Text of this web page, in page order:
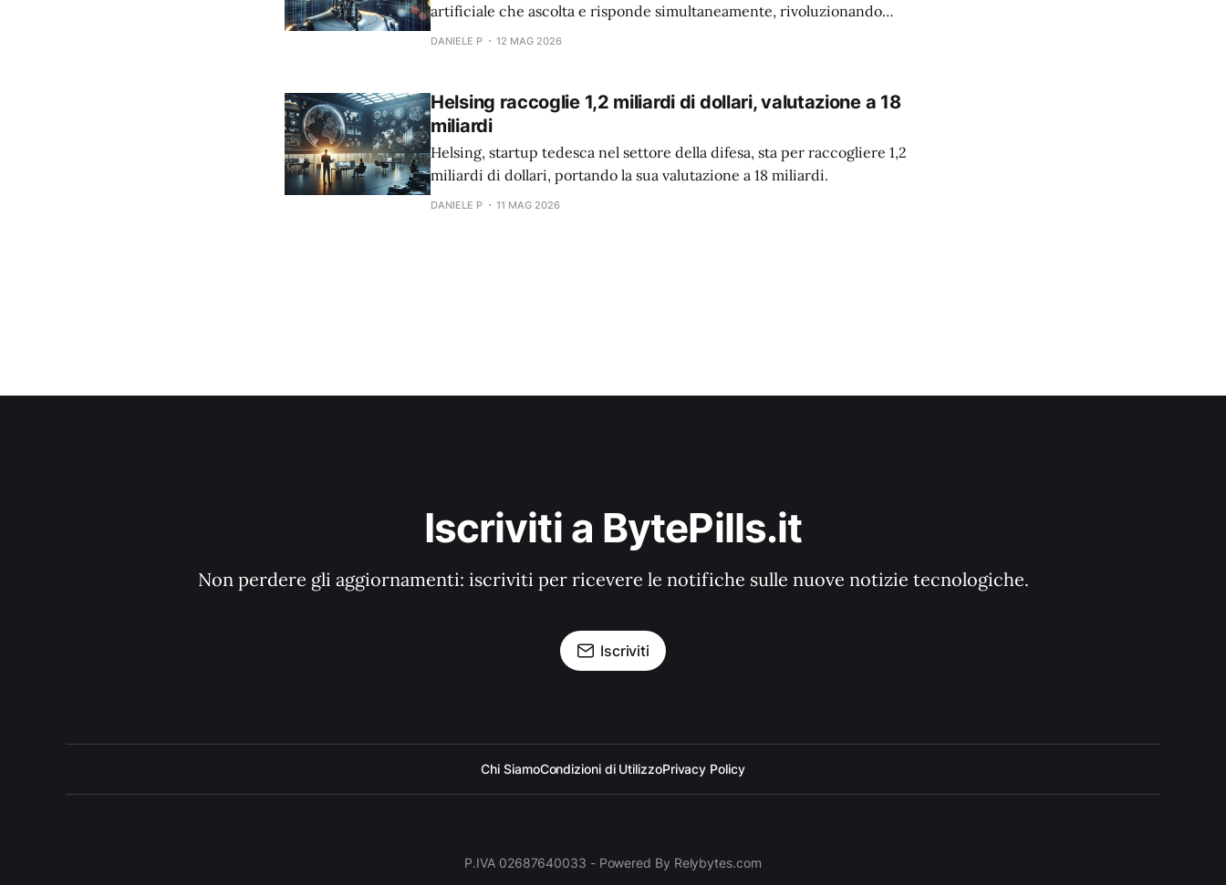
artificiale che ascolta e risponde simultaneamente, rivoluzionando
l'interazione uomo-macchina.
DANIELE P 12 MAG 2026
Helsing raccoglie 1,2 miliardi di dollari, valutazione a 18
miliardi
Helsing, startup tedesca nel settore della difesa, sta per raccogliere 1,2
miliardi di dollari, portando la sua valutazione a 18 miliardi.
DANIELE P 11 MAG 2026
Iscriviti a BytePills.it
Non perdere gli aggiornamenti: iscriviti per ricevere le notifiche sulle nuove notizie tecnologiche.
Iscriviti
Chi SiamoCondizioni di UtilizzoPrivacy Policy
P.IVA 02687640033 - Powered By Relybytes.com